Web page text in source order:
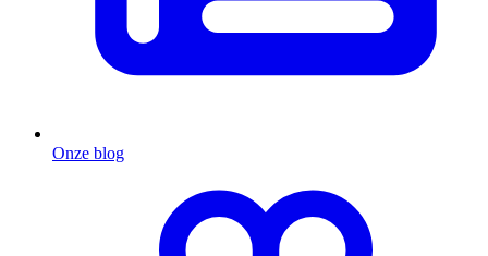
Onze blog